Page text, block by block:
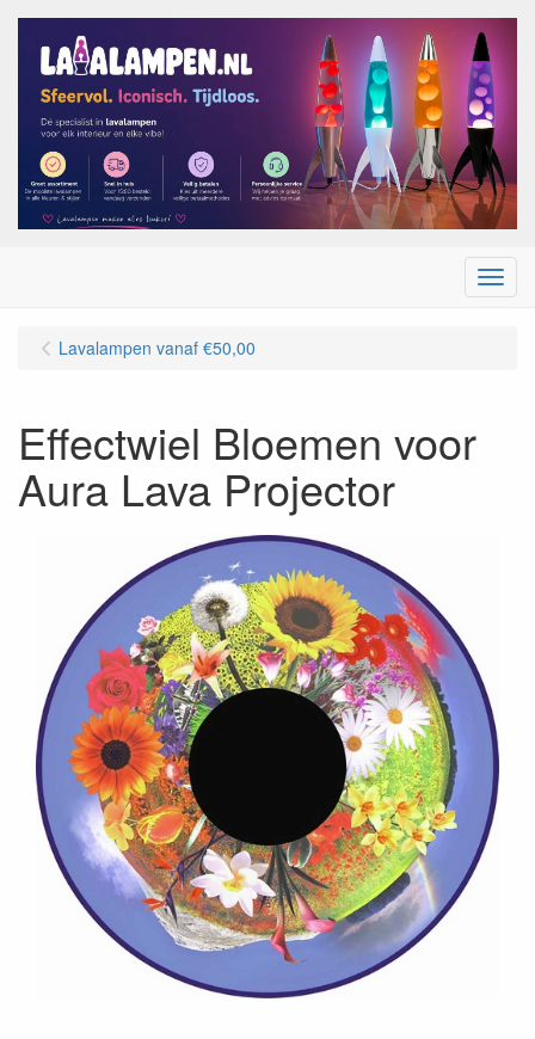
Menu
Lavalampen vanaf €50,00
Effectwiel Bloemen voor
Aura Lava Projector